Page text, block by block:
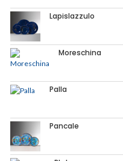
Lapislazzulo
Moreschina
Palla
Pancale